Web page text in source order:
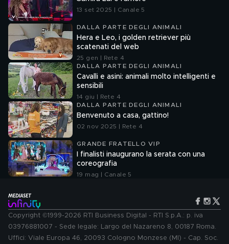
13 set 2025 | Canale 5
DALLA PARTE DEGLI ANIMALI
Hera e Leo, i golden retriever più
scatenati del web
25 gen | Rete 4
DALLA PARTE DEGLI ANIMALI
Cavalli e asini: animali molto intelligenti e
sensibili
14 giu | Rete 4
DALLA PARTE DEGLI ANIMALI
Benvenuto a casa, gattino!
02 nov 2025 | Rete 4
GRANDE FRATELLO VIP
I finalisti inaugurano la serata con una
coreografia
19 mag | Canale 5
Copyright ©1999-2026 RTI Business Digital - RTI S.p.A.: p. iva
03976881007 - Sede legale: Largo del Nazareno 8, 00187 Roma.
Uffici: Viale Europa 46, 20093 Cologno Monzese (MI) - Cap. Soc.